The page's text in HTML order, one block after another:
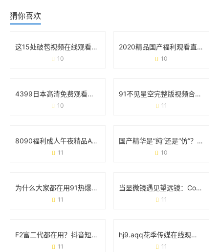
猜你喜欢
这15处破苞视频在线观看的争议 背后藏着什么真相？
10
2020精品国产福利观看直播：一场属于普通人的快乐革命
10
4399日本高清免费观看视频：追剧党的新大陆与避坑指南
10
91不见星空完整版视频合集：从内容特色到使用场景的全面梳理
11
8090福利成人午夜精品AV：深夜内容消费背后的用户需求与行业观察
11
国产精华是“纯”还是“仿”？69个真实用户这样说
10
为什么大家都在用91热爆app官网版？这些功能你可能还不知道
11
当显微镜遇见望远镜：Cosmos里藏着多少你不知道的事
11
F2富二代都在用？抖音短视频官方破解版到底是个啥？
11
hj9.aqq花季传媒在线观看：年轻人的娱乐新选择
11